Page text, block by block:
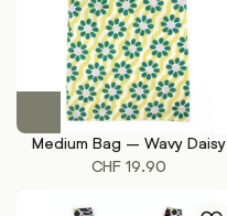
Medium Bag – Wavy Daisy
CHF 19.90